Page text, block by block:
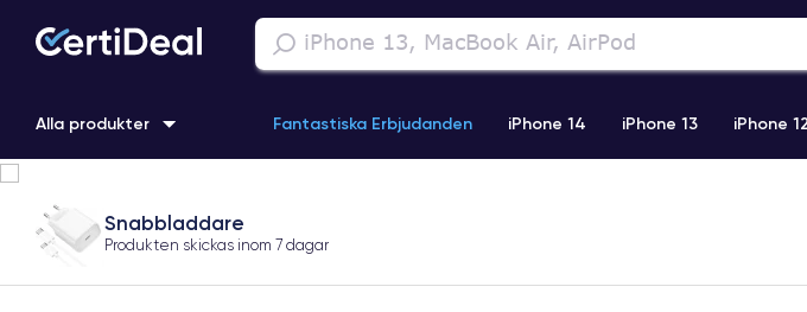
Alla produkter Fantastiska Erbjudanden iPhone 14 iPhone 13 iPhone 12
Snabbladdare
Produkten skickas inom 7 dagar